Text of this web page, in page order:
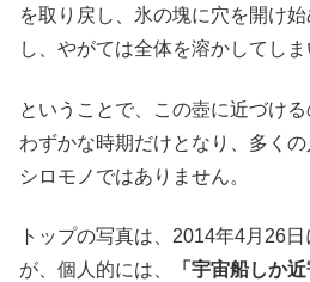
を取り戻し、氷の塊に穴を開け
し、やがては全体を溶かしてしま
ということで、この壺に近づけ
わずかな時期だけとなり、多く
シロモノではありません。
トップの写真は、2014年4月26
が、個人的には、
「宇宙船しか